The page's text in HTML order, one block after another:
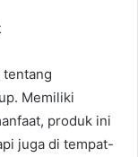
tentang
Memiliki
produk ini
juga di tempat-